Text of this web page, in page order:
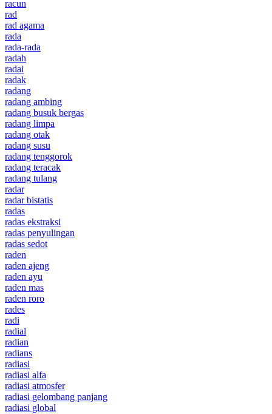
racun
rad
rad agama
rada
rada-rada
radah
radai
radak
radang
radang ambing
radang busuk bergas
radang limpa
radang otak
radang susu
radang tenggorok
radang teracak
radang tulang
radar
radar bistatis
radas
radas ekstraksi
radas penyulingan
radas sedot
raden
raden ajeng
raden ayu
raden mas
raden roro
rades
radi
radial
radian
radians
radiasi
radiasi alfa
radiasi atmosfer
radiasi gelombang panjang
radiasi global